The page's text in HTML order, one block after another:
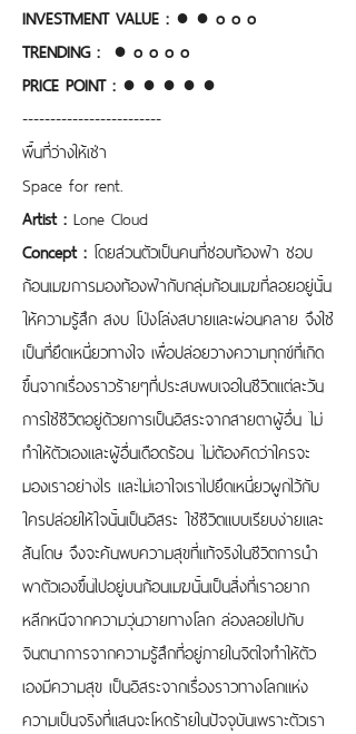
INVESTMENT VALUE : ● ● o o o
TRENDING :  ● o o o o
PRICE POINT : ● ● ● ● ●
-------------------------
พื้นที่ว่างให้เช่า
Space for rent.
Artist : Lone Cloud
Concept : โดยส่วนตัวเป็นคนที่ชอบท้องฟ้า ชอบ
ก้อนเมฆการมองท้องฟ้ากับกลุ่มก้อนเมฆที่ลอยอยู่นั้น
ให้ความรู้สึก สงบ โป่งโล่งสบายและผ่อนคลาย จึงใช้
เป็นที่ยึดเหนี่ยวทางใจ เพื่อปล่อยวางความทุกข์ที่เกิด
ขึ้นจากเรื่องราวร้ายๆที่ประสบพบเจอในชีวิตแต่ละวัน
การใช้ชีวิตอยู่ด้วยการเป็นอิสระจากสายตาผู้อื่น ไม่
ทำให้ตัวเองและผู้อื่นเดือดร้อน ไม่ต้องคิดว่าใครจะ
มองเราอย่างไร และไม่เอาใจเราไปยึดเหนี่ยวผูกไว้กับ
ใครปล่อยให้ใจนั้นเป็นอิสระ ใช้ชีวิตแบบเรียบง่ายและ
สันโดษ จึงจะค้นพบความสุขที่แท้จริงในชีวิตการนำ
พาตัวเองขึ้นไปอยู่บนก้อนเมฆนั้นเป็นสิ่งที่เราอยาก
หลีกหนีจากความวุ่นวายทางโลก ล่องลอยไปกับ
จินตนาการจากความรู้สึกที่อยู่ภายในจิตใจทำให้ตัว
เองมีความสุข เป็นอิสระจากเรื่องราวทางโลกแห่ง
ความเป็นจริงที่แสนจะโหดร้ายในปัจจุบันเพราะตัวเรา